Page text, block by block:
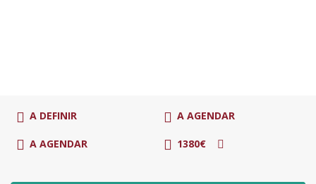
A DEFINIR A AGENDAR
A AGENDAR 1380€